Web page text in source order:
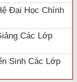
Đại Học Chính
Các Lớp
Sinh Các Lớp